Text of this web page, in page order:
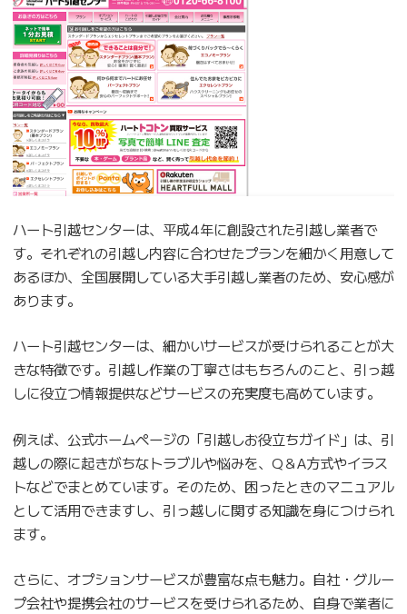
ハート引越センターは、平成4年に創設された引越し業者で
す。それぞれの引越し内容に合わせたプランを細かく用意して
あるほか、全国展開している大手引越し業者のため、安心感が
あります。
ハート引越センターは、細かいサービスが受けられることが大
きな特徴です。引越し作業の丁寧さはもちろんのこと、引っ越
しに役立つ情報提供などサービスの充実度も高めています。
例えば、公式ホームページの「引越しお役立ちガイド」は、引
越しの際に起きがちなトラブルや悩みを、Q＆A方式やイラス
トなどでまとめています。そのため、困ったときのマニュアル
として活用できますし、引っ越しに関する知識を身につけられ
ます。
さらに、オプションサービスが豊富な点も魅力。自社・グルー
プ会社や提携会社のサービスを受けられるため、自身で業者に